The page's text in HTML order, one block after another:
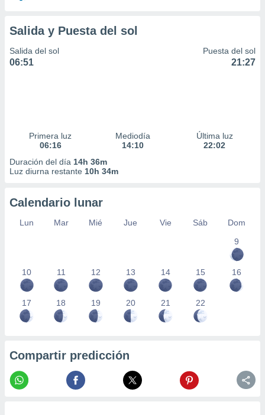
Salida y Puesta del sol
Salida del sol
06:51
Puesta del sol
21:27
Primera luz
06:16
Mediodía
14:10
Última luz
22:02
Duración del día 14h 36m
Luz diurna restante 10h 34m
Calendario lunar
Lun Mar Mié Jue Vie Sáb
Dom
9
10 11 12 13 14 15 16
17 18 19 20 21 22
Compartir predicción